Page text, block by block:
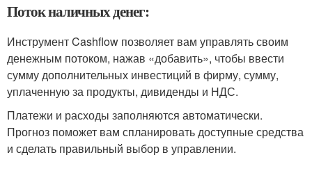
Поток наличных денег:
Инструмент Cashflow позволяет вам управлять своим
денежным потоком, нажав «добавить», чтобы ввести
сумму дополнительных инвестиций в фирму, сумму,
уплаченную за продукты, дивиденды и НДС.
Платежи и расходы заполняются автоматически.
Прогноз поможет вам спланировать доступные средства
и сделать правильный выбор в управлении.